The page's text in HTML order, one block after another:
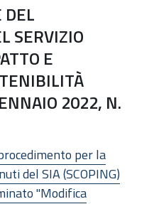
SERVIZIO
E
2022, N.
per la
del SIA (SCOPING)
"Modifica